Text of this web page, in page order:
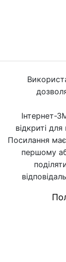
Інтернет-
відкриті
Посилання
першому